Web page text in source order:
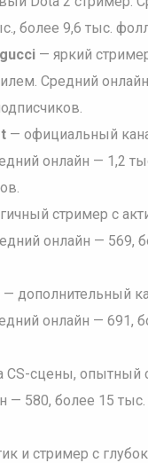
более 9,6 тыс.
— яркий
Средний
— официальный
онлайн — 1,2
стример с
онлайн — 569,
— дополнительный
онлайн — 691,
сцены, опытный
— 580, более 15 тыс.
и стример с